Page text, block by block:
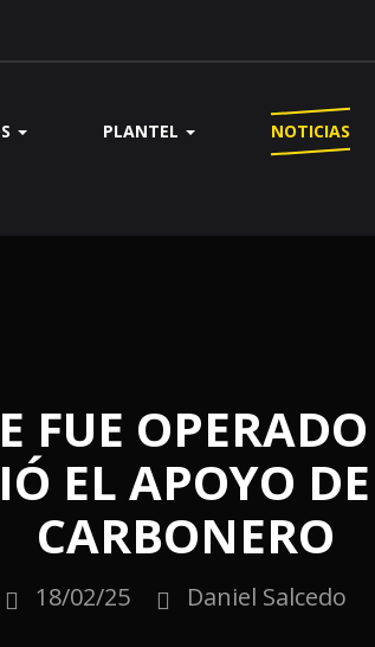
PLANTEL NOTICIAS
FUE
EL APOYO
CARBONERO
18/02/25 Daniel Salcedo